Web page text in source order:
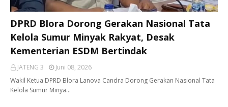
DPRD Blora Dorong Gerakan Nasional Tata
Kelola Sumur Minyak Rakyat, Desak
Kementerian ESDM Bertindak
JATENG 3
Juni 08, 2026
Wakil Ketua DPRD Blora Lanova Candra Dorong Gerakan Nasional Tata
Kelola Sumur Minya…